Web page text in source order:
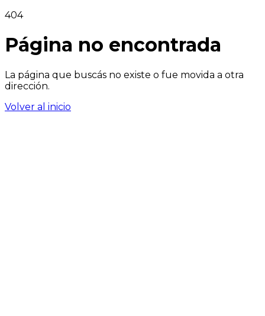
404
Página no encontrada
La página que buscás no existe o fue movida a otra
dirección.
Volver al inicio